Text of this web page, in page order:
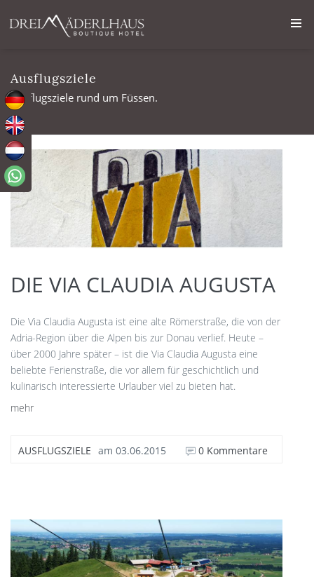
Ausflugsziele
Ausflugsziele rund um Füssen.
DIE VIA CLAUDIA AUGUSTA
Die Via Claudia Augusta ist eine alte Römerstraße, die von der
Adria-Region über die Alpen bis zur Donau verlief. Heute –
über 2000 Jahre später – ist die Via Claudia Augusta eine
beliebte Ferienstraße, die vor allem für geschichtlich und
kulinarisch interessierte Urlauber viel zu bieten hat.
mehr
AUSFLUGSZIELE am 03.06.2015 0 Kommentare